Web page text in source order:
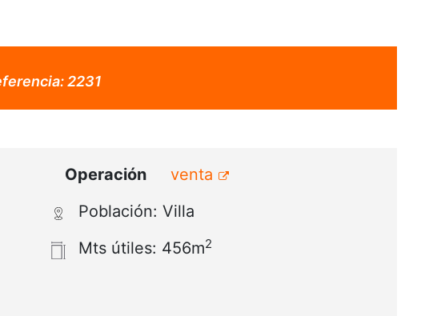
2231
Operación
venta
Población: Villa
Mts útiles: 456m2